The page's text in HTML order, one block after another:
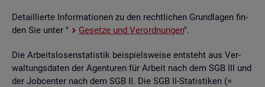
De­tail­lier­te In­for­ma­tio­nen zu den recht­li­chen Grund­la­gen fin­
den Sie unter "
Ge­set­ze und Ver­ord­nun­gen".
Die Ar­beits­lo­sen­sta­tis­tik bei­spiels­wei­se ent­steht aus Ver­
wal­tungs­da­ten der Agen­tu­ren für Ar­beit nach dem SGB III und
der Job­cen­ter nach dem SGB II. Die SGB II-Sta­tis­ti­ken (=